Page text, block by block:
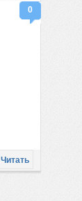
0
Читать